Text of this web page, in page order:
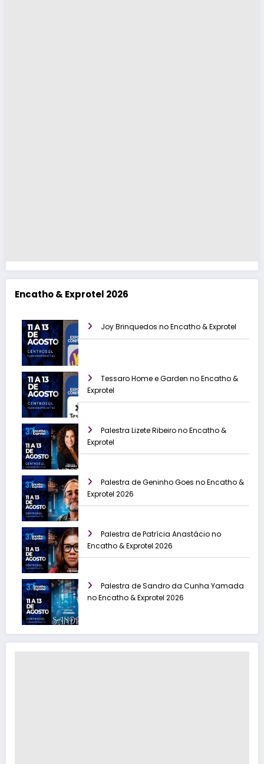
Encatho & Exprotel 2026
Joy Brinquedos no Encatho & Exprotel
Tessaro Home e Garden no Encatho &
Exprotel
Palestra Lizete Ribeiro no Encatho &
Exprotel
Palestra de Geninho Goes no Encatho &
Exprotel 2026
Palestra de Patrícia Anastácio no
Encatho & Exprotel 2026
Palestra de Sandro da Cunha Yamada
no Encatho & Exprotel 2026